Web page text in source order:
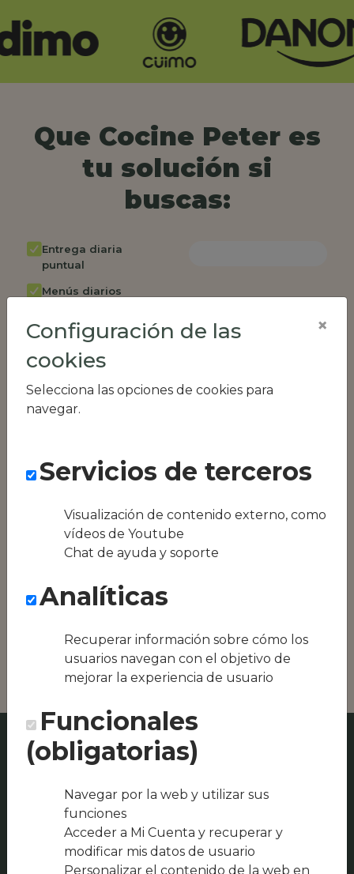
Que Cocine Peter es
tu solución si
buscas:
Entrega diaria
puntual
Menús diarios
Cambio de menú
empleados
Panel de control
Compatible con
equipos híbridos
oferta local de tu
zona, como podría
New Balinoor o
FAST FOOD I.Z
Configuración de las
cookies
Selecciona las opciones de cookies para
navegar.
×
Servicios de terceros
Visualización de contenido externo, como
vídeos de Youtube
Chat de ayuda y soporte
Analíticas
Recuperar información sobre cómo los
usuarios navegan con el objetivo de
mejorar la experiencia de usuario
Funcionales
(obligatorias)
Navegar por la web y utilizar sus
funciones
Acceder a Mi Cuenta y recuperar y
modificar mis datos de usuario
Personalizar el contenido de la web en